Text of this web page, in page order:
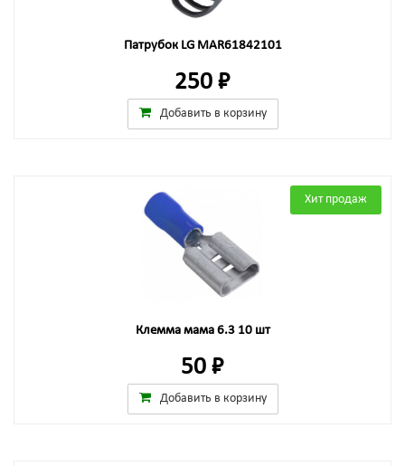
Патрубок LG MAR61842101
250 ₽
Добавить в корзину
Хит продаж
Клемма мама 6.3 10 шт
50 ₽
Добавить в корзину